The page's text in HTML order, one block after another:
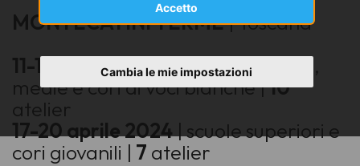
Accetto
Cambia le mie impostazioni
MONTECATINI TERME| Toscana
11-13 aprile 2024| scuole primarie,
medie e cori di voci bianche |10
atelier
17-20 aprile 2024| scuole superiori e
cori giovanili | 7 atelier